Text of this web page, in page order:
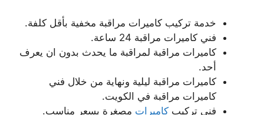
خدمة تركيب كاميرات مراقبة مخفية بأقل كلفة.
فني كاميرات مراقبة 24 ساعة.
كاميرات مراقبة لمراقبة ما يحدث بدون ان يعرف
أحد.
كاميرات مراقبة ليلية ونهاية من خلال فني
كاميرات مراقبة في الكويت.
فني تركيب كاميرات مصغرة بسعر مناسب.